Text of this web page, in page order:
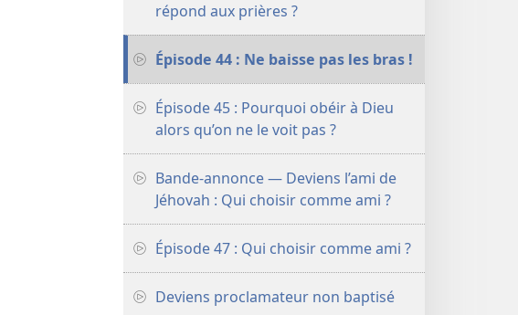
répond aux prières ?
Épisode 44 : Ne baisse pas les bras !
Épisode 45 : Pourquoi obéir à Dieu
alors qu’on ne le voit pas ?
Bande-annonce — Deviens l’ami de
Jéhovah : Qui choisir comme ami ?
Épisode 47 : Qui choisir comme ami ?
Deviens proclamateur non baptisé